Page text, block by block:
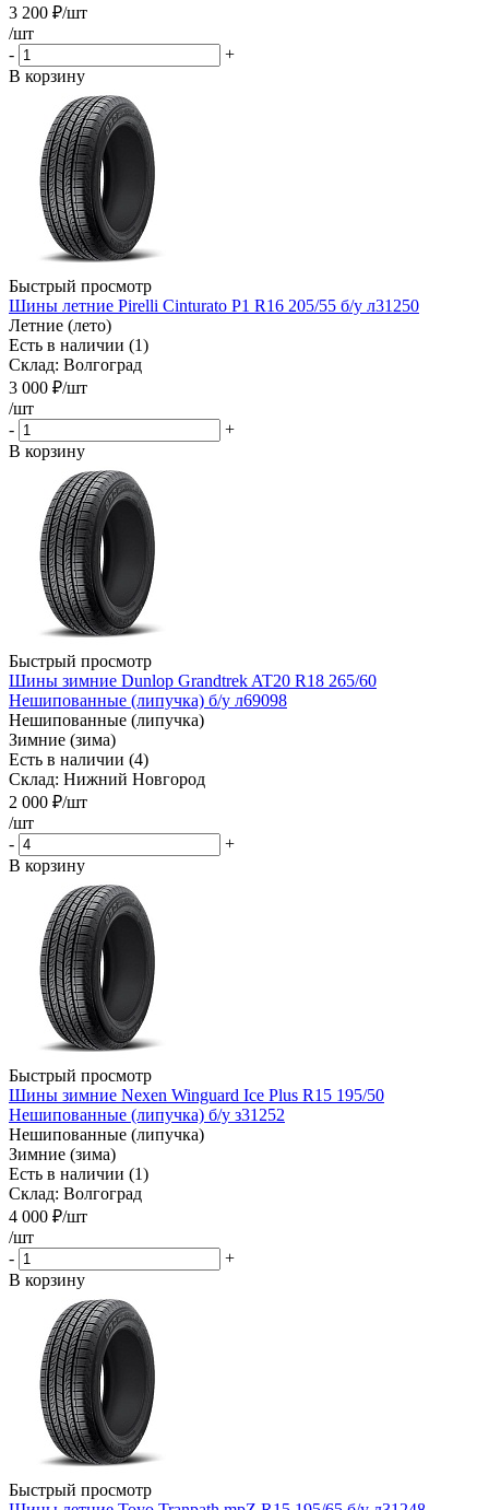
3 200 ₽/шт
/шт
-
+
В корзину
Быстрый просмотр
Шины летние Pirelli Cinturato P1 R16 205/55 б/у л31250
Летние (лето)
Есть в наличии (1)
Склад: Волгоград
3 000 ₽/шт
/шт
-
+
В корзину
Быстрый просмотр
Шины зимние Dunlop Grandtrek AT20 R18 265/60
Нешипованные (липучка) б/у л69098
Нешипованные (липучка)
Зимние (зима)
Есть в наличии (4)
Склад: Нижний Новгород
2 000 ₽/шт
/шт
-
+
В корзину
Быстрый просмотр
Шины зимние Nexen Winguard Ice Plus R15 195/50
Нешипованные (липучка) б/у з31252
Нешипованные (липучка)
Зимние (зима)
Есть в наличии (1)
Склад: Волгоград
4 000 ₽/шт
/шт
-
+
В корзину
Быстрый просмотр